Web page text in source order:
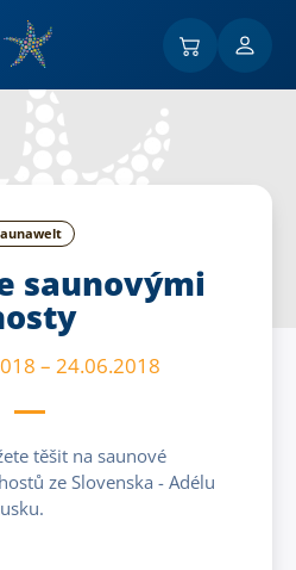
saunovými
– 24.06.2018
těšit na saunové
ze Slovenska - Adélu